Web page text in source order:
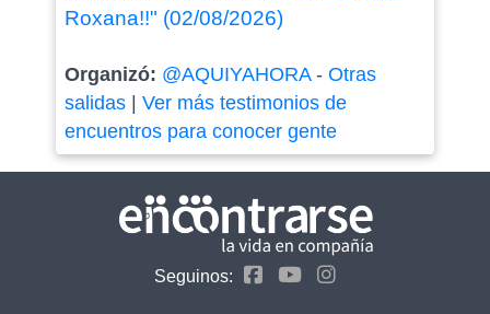
Roxana!!" (02/08/2026)
Organizó: @AQUIYAHORA- Otras
salidas| Ver más testimonios de
encuentros para conocer gente
Seguinos: